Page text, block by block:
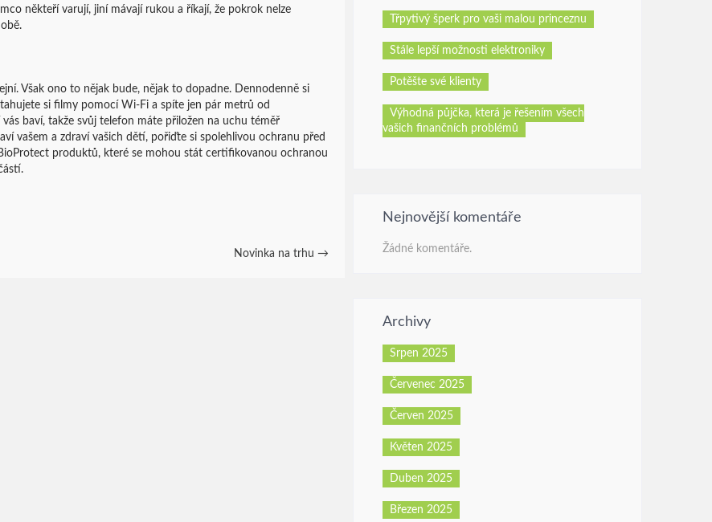
někteří varují, jiní mávají rukou a říkají, že pokrok nelze
Však ono to nějak bude, nějak to dopadne. Dennodenně si
si filmy pomocí Wi-Fi a spíte jen pár metrů od
baví, takže svůj telefon máte přiložen na uchu téměř
vašem a zdraví vašich dětí, pořiďte si spolehlivou ochranu před
produktů, které se mohou stát certifikovanou ochranou
Novinka na trhu →
Třpytivý šperk pro vaši malou princeznu
Stále lepší možnosti elektroniky
Potěšte své klienty
Výhodná půjčka, která je řešením všech
vašich finančních problémů
Nejnovější komentáře
Žádné komentáře.
Archivy
Srpen 2025
Červenec 2025
Červen 2025
Květen 2025
Duben 2025
Březen 2025